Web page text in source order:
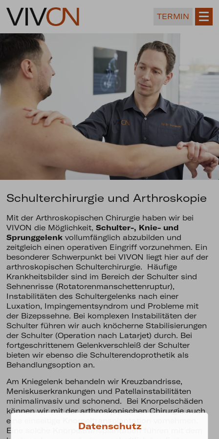
TERMIN
Schulterchirurgie und Arthroskopie
Mit der Arthroskopischen Chirurgie haben wir bei
VIVON die Möglichkeit,Schulter-, Knie- und
Sprunggelenk vollumfänglich abzubilden und
zeitgleich einen operativen Eingriff vorzunehmen. Ein
besonderer Schwerpunkt bei VIVON liegt hier auf der
arthroskopischen Schulterchirurgie. Häufige
Krankheitsbilder sind im Bereich der Schulter sind
Sehnenrisse (Rotatorenmanschettenruptur),
Instabilitäten des Schultergelenks nach einer
Luxation, Impingementsyndrom und Probleme mit
der Bizepssehne. Bei komplexen Instabilitäten der
Schulter führen wir auch knöcherne Stabilisierungen
der Schulter (Operation nach Latarjet) durch. Bei
fortgeschrittenem Gelenkverschleiß der Schulter
bieten wir ebenso die Schulterendoprothetik als
Behandlungsoption an.
Am Kniegelenk behandeln wir Kreuzbandrisse,
Meniskuserkrankungen und Patellainstabilitäten
minimalinvasiv und schonend. Bei Knorpelschäden
können wir mit der arthroskopischen Chirurgie auch
eine einseitige Knorpeltransplantation vornehmen.
Eine solche Knorpeltransplantation führen mit dem
Datenschutz